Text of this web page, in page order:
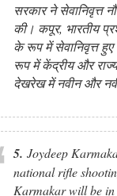
सरकार ने सेवानिवृत्त
की। कपूर, भारतीय
के रूप में सेवानिवृत्त
रूप में केंद्रीय और
देखरेख में नवीन और
5. Joydeep
national rifle
Karmakar will be